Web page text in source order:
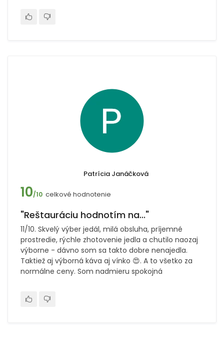
Patrícia Janáčková
10/10 celkové hodnotenie
"Reštauráciu hodnotím na..."
11/10. Skvelý výber jedál, milá obsluha, príjemné
prostredie, rýchle zhotovenie jedla a chutilo naozaj
výborne - dávno som sa takto dobre nenajedla.
Taktiež aj výborná káva aj vínko 😍. A to všetko za
normálne ceny. Som nadmieru spokojná